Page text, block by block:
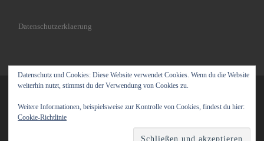
Datenschutzerklaerung
Präsentiert vonWP– Entworfen mit demCustomizr-Theme
Datenschutz und Cookies: Diese Website verwendet Cookies. Wenn du die Website
weiterhin nutzt, stimmst du der Verwendung von Cookies zu.
Weitere Informationen, beispielsweise zur Kontrolle von Cookies, findest du hier:
Cookie-Richtlinie